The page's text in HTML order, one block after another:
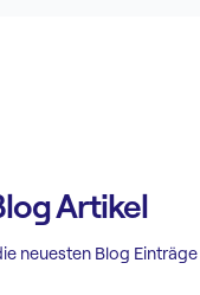
Artikel
neuesten Blog